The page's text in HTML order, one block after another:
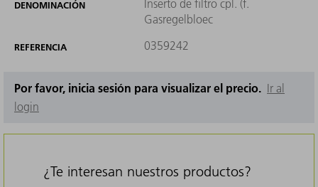
DENOMINACIÓN
Inserto de filtro cpl. (f.
Gasregelbloec
REFERENCIA 0359242
Por favor, inicia sesión para visualizar el precio. Ir al
login
¿Te interesan nuestros productos?